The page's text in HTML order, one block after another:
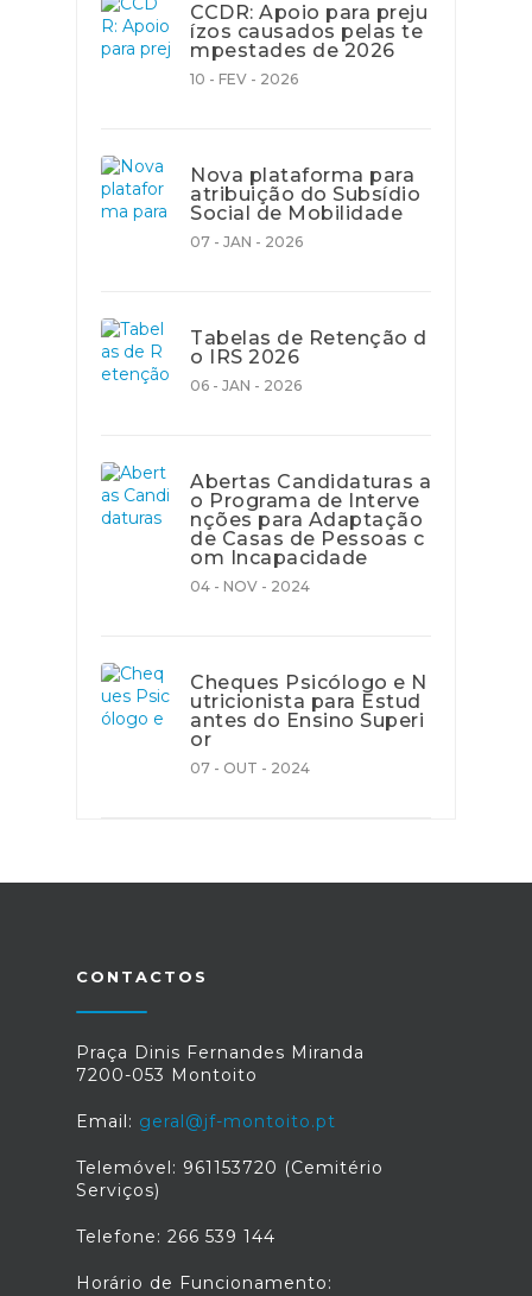
CCDR: Apoio para preju
ízos causados pelas te
mpestades de 2026
10 - FEV - 2026
Nova plataforma para
atribuição do Subsídio
Social de Mobilidade
07 - JAN - 2026
Tabelas de Retenção d
o IRS 2026
06 - JAN - 2026
Abertas Candidaturas a
o Programa de Interve
nções para Adaptação
de Casas de Pessoas c
om Incapacidade
04 - NOV - 2024
Cheques Psicólogo e N
utricionista para Estud
antes do Ensino Superi
or
07 - OUT - 2024
CONTACTOS
Praça Dinis Fernandes Miranda
7200-053 Montoito
Email: geral@jf-montoito.pt
Telemóvel: 961153720 (Cemitério
Serviços)
Telefone: 266 539 144
Horário de Funcionamento: